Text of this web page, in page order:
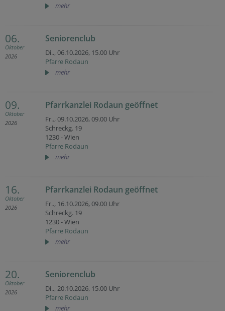
mehr
06.
Oktober
2026
Seniorenclub
Di.., 06.10.2026, 15.00 Uhr
Pfarre Rodaun
mehr
09.
Oktober
2026
Pfarrkanzlei Rodaun geöffnet
Fr.., 09.10.2026,09.00 Uhr
Schreckg. 19
1230 - Wien
Pfarre Rodaun
mehr
16.
Oktober
2026
Pfarrkanzlei Rodaun geöffnet
Fr.., 16.10.2026,09.00 Uhr
Schreckg. 19
1230 - Wien
Pfarre Rodaun
mehr
20.
Oktober
2026
Seniorenclub
Di.., 20.10.2026, 15.00 Uhr
Pfarre Rodaun
mehr